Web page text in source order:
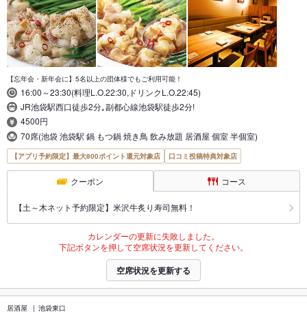
【忘年会・新年会に】5名以上の団体様でもご利用可能！
16:00～23:30(料理L.O.22:30,ドリンクL.O.22:45)
JR池袋駅西口徒歩2分｡副都心線池袋駅徒歩2分!
4500円
70席(池袋 池袋駅 鍋 もつ鍋 焼き鳥 飲み放題 居酒屋 個室 半個室)
【アプリ予約限定】最大800ポイント還元対象店 口コミ投稿特典対象店
クーポン コース
【土～木ネット予約限定】米沢牛炙り寿司無料！
カレンダーの更新に失敗しました。
下記ボタンを押して空席状況を更新してください。
空席状況を更新する
居酒屋 池袋東口